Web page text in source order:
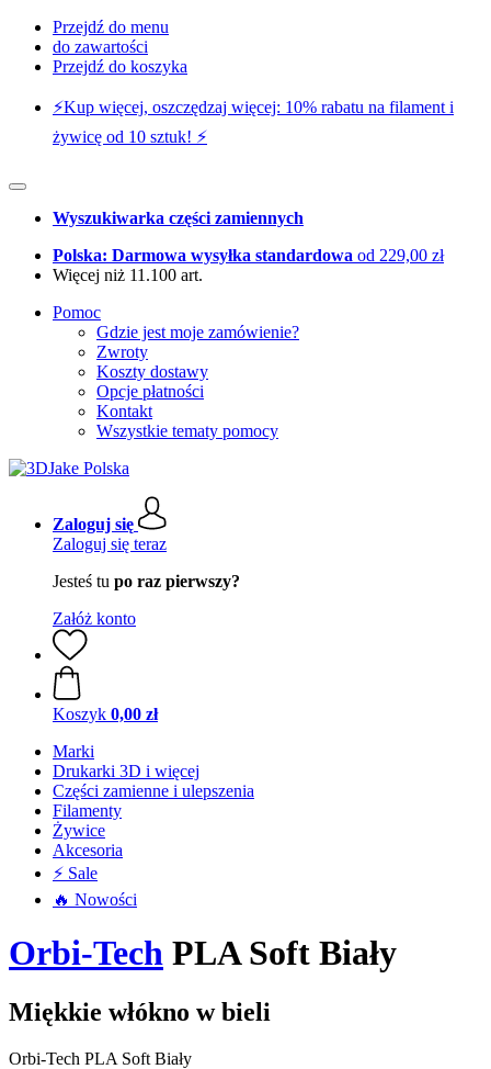
Przejdź do menu
do zawartości
Przejdź do koszyka
⚡️Kup więcej, oszczędzaj więcej: 10% rabatu na filament i
żywicę od 10 sztuk! ⚡️
Wyszukiwarka części zamiennych
Polska: Darmowa wysyłka standardowa od 229,00 zł
Więcej niż 11.100 art.
Pomoc
Gdzie jest moje zamówienie?
Zwroty
Koszty dostawy
Opcje płatności
Kontakt
Wszystkie tematy pomocy
Zaloguj się
Zaloguj się teraz
Jesteś tu po raz pierwszy?
Załóż konto
Koszyk 0,00 zł
Marki
Drukarki 3D i więcej
Części zamienne i ulepszenia
Filamenty
Żywice
Akcesoria
⚡ Sale
🔥 Nowości
Orbi-Tech PLA Soft Biały
Miękkie włókno w bieli
Orbi-Tech PLA Soft Biały